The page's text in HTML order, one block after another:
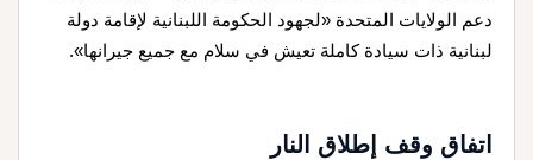
دعم الولايات المتحدة «لجهود الحكومة اللبنانية لإقامة دولة
لبنانية ذات سيادة كاملة تعيش في سلام مع جميع جيرانها».
اتفاق وقف إطلاق النار